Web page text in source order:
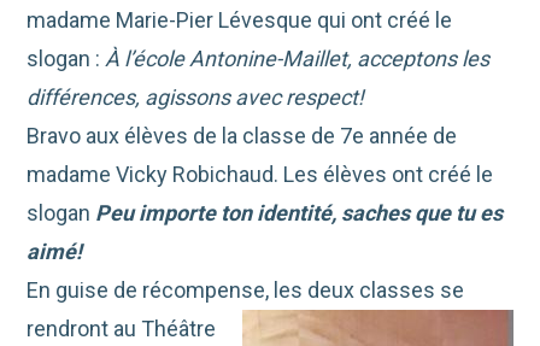
madame Marie-Pier Lévesque qui ont créé le
slogan :À l’école Antonine-Maillet, acceptons les
différences, agissons avec respect!
Bravo aux élèves de la classe de 7e année de
madame Vicky Robichaud. Les élèves ont créé le
slogan Peu importe ton identité, saches que tu es
aimé!
En guise de récompense, les deux classes se
rendront au Théâtre